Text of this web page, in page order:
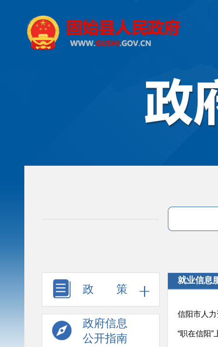
政 策
政府信息
公开指南
就业信息
信阳市人
“职在信阳